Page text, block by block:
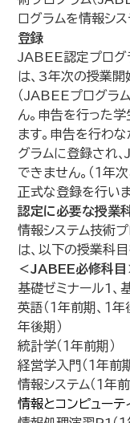
ログラムを情報シ
登録
JABEE認定プログ
は、3年次の授業開
（JABEEプログラ
ん。申告を行った
ます。申告を行わ
グラムに登録され
できません。（１年
正式な登録を行いま
認定に必要な授業
情報システム技術
は、以下の授業科
＜JABEE必修科目
基礎ゼミナール1、
英語（１年前期、１
年後期）
統計学（１年前期）
経営学入門（１年前
情報システム（１年前
情報とコンピューテ